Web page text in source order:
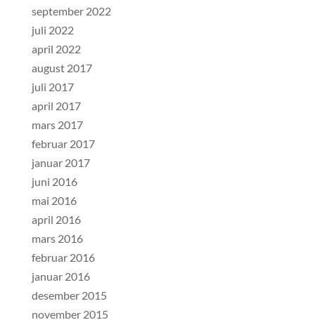
september 2022
juli 2022
april 2022
august 2017
juli 2017
april 2017
mars 2017
februar 2017
januar 2017
juni 2016
mai 2016
april 2016
mars 2016
februar 2016
januar 2016
desember 2015
november 2015